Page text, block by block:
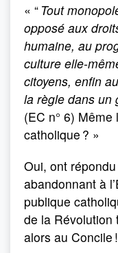
« “ Tout
opposé aux
humaine, au
culture elle-
citoyens, enfin
la règle dans un
(EC n° 6) Même
catholique ? »
Oui, ont
abandonnant à
publique
de la Révolution
alors au Concile !